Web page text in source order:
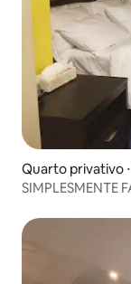
Quarto privativo
SIMPLESMENTE